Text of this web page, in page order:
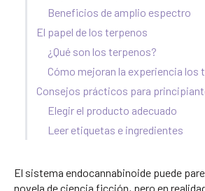
Beneficios de amplio espectro
El papel de los terpenos
¿Qué son los terpenos?
Cómo mejoran la experiencia los
Consejos prácticos para
Elegir el producto adecuado
Leer etiquetas e ingredientes
El sistema endocannabinoide puede
novela de ciencia ficción, pero en